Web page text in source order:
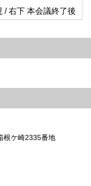
/ 右下 本会議終了後
根ケ崎2335番地